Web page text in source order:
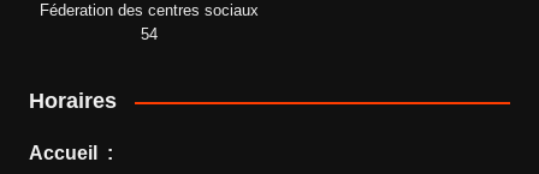
Féderation des centres sociaux
54
Horaires
Accueil :